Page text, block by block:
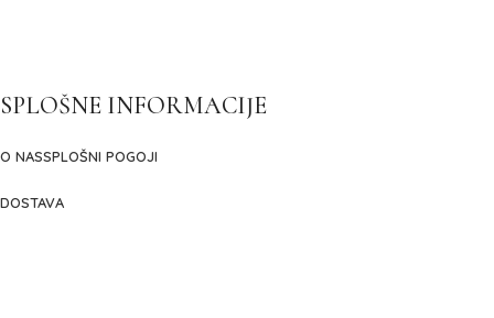
SPLOŠNE INFORMACIJE
O NASSPLOŠNI POGOJI
DOSTAVA